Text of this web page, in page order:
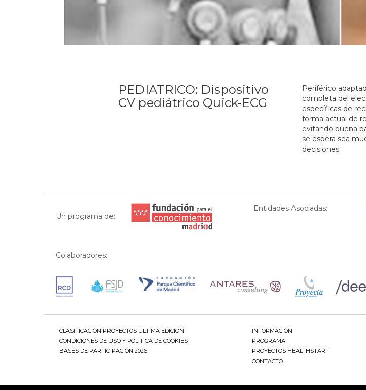
PEDIATRICO: Dispositivo
CV pediátrico Quick-ECG
Periférico
completa del
específicas de
forma actual de
evitando buena
se espera sea
decisiones.
Un programa de:
Entidades Asociadas:
Colaboradores:
CLASIFICACIÓN PROYECTOS ULTIMA EDICION
CONDICIONES DE USO Y POLÍTICA DE COOKIES
BASES DE PARTICIPACIÓN 2026
INFORMACIÓN
PROGRAMA
PROYECTOS HEALTHSTART
CONTACTO